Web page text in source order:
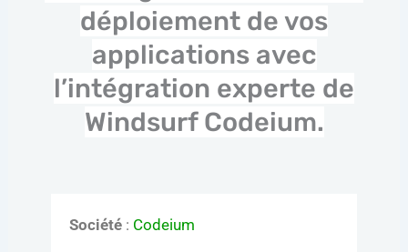
déploiement de vos
applications avec
l’intégration experte de
Windsurf Codeium.
Société : Codeium